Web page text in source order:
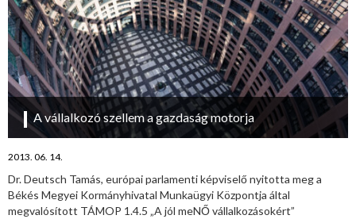
A vállalkozó szellem a gazdaság motorja
2013. 06. 14.
Dr. Deutsch Tamás, európai parlamenti képviselő nyitotta meg a
Békés Megyei Kormányhivatal Munkaügyi Központja által
megvalósított TÁMOP 1.4.5 „A jól meNŐ vállalkozásokért”